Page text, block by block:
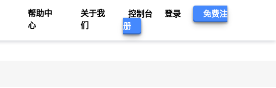
帮助中
心
关于我
们
控制台 登录
免费注
册